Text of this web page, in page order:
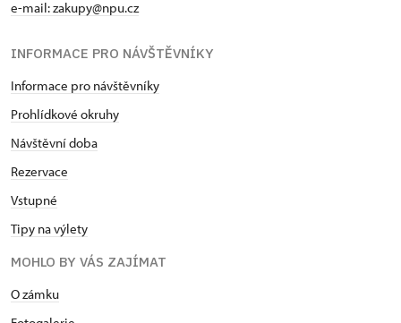
e-mail: zakupy@npu.cz
INFORMACE PRO NÁVŠTĚVNÍKY
Informace pro návštěvníky
Prohlídkové okruhy
Návštěvní doba
Rezervace
Vstupné
Tipy na výlety
MOHLO BY VÁS ZAJÍMAT
O zámku